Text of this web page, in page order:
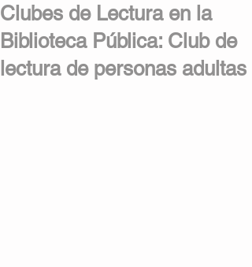
Clubes de Lectura en la
Biblioteca Pública: Club de
lectura de personas adultas